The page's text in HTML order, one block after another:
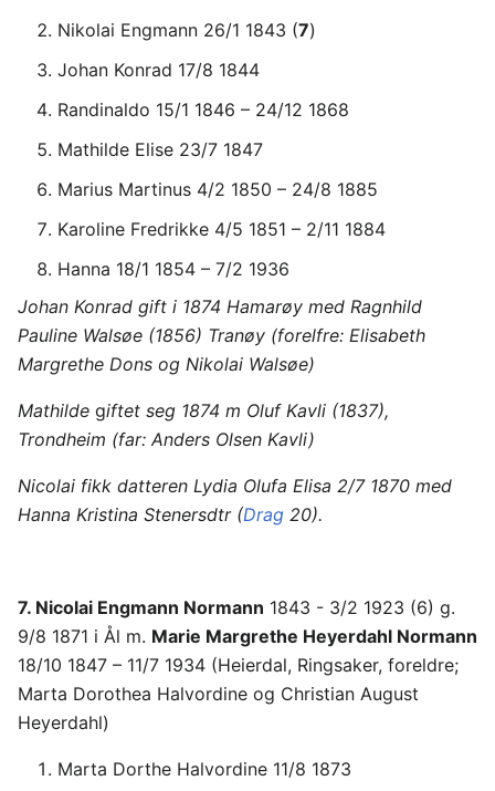
Nikolai Engmann 26/1 1843 (7)
Johan Konrad 17/8 1844
Randinaldo 15/1 1846 – 24/12 1868
Mathilde Elise 23/7 1847
Marius Martinus 4/2 1850 – 24/8 1885
Karoline Fredrikke 4/5 1851 – 2/11 1884
Hanna 18/1 1854 – 7/2 1936
Johan Konrad gift i 1874 Hamarøy med Ragnhild
Pauline Walsøe (1856) Tranøy (forelfre: Elisabeth
Margrethe Dons og Nikolai Walsøe)
Mathilde giftet seg 1874 m Oluf Kavli (1837),
Trondheim (far: Anders Olsen Kavli)
Nicolai fikk datteren Lydia Olufa Elisa 2/7 1870 med
Hanna Kristina Stenersdtr (Drag 20).
7. Nicolai Engmann Normann 1843 - 3/2 1923 (6) g.
9/8 1871 i Ål m. Marie Margrethe Heyerdahl Normann
18/10 1847 – 11/7 1934 (Heierdal, Ringsaker, foreldre;
Marta Dorothea Halvordine og Christian August
Heyerdahl)
Marta Dorthe Halvordine 11/8 1873